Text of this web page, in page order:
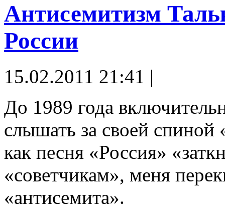
Антисемитизм
России
15.02.2011 21:41 |
До 1989 года
слышать за своей спиной
как песня «Россия»
«советчикам», меня
«антисемита».